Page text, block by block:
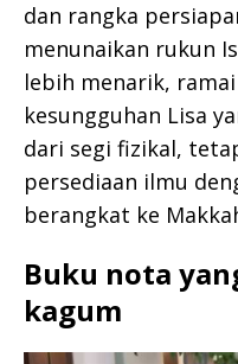
dan rangka
menunaikan rukun
lebih menarik,
kesungguhan Lisa
dari segi fizikal,
persediaan ilmu
berangkat ke
Buku nota
kagum